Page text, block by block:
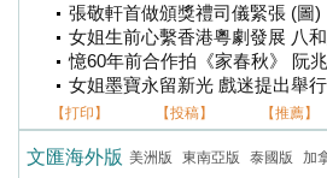
張敬軒首做頒獎禮司儀緊張 (圖)
女姐生前心繫香港粵劇發展 八
憶60年前合作拍《家春秋》 阮
女姐墨寶永留新光 戲迷提出舉
【打印】 【投稿】 【推薦】
文匯海外版 美洲版 東南亞版 泰國版 加